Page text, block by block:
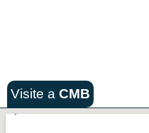
Visite a CMB